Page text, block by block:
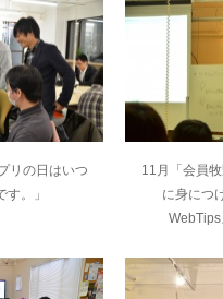
リの日はいつ
す。」
11月「会員
に身につ
WebTips